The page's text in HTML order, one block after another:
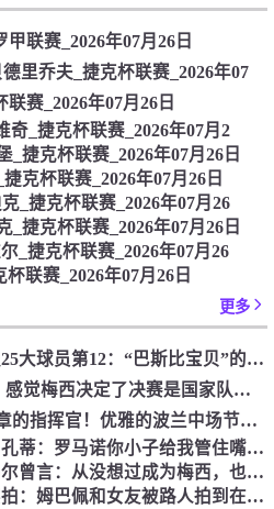
联赛_2026年07月26日
里乔夫_捷克杯联赛_2026年07
赛_2026年07月26日
奇_捷克杯联赛_2026年07月2
捷克杯联赛_2026年07月26日
克杯联赛_2026年07月26日
_捷克杯联赛_2026年07月26
捷克杯联赛_2026年07月26日
_捷克杯联赛_2026年07月26
联赛_2026年07月26日
更多
【英超】TA评曼联队史25大球员第12：“巴斯比宝贝”的绝佳
[迈阿密国际]帕雷德斯：感觉梅西决定了决赛是国家队最后一战，
【你怎么看？】蓝黑乐章的指挥官！优雅的波兰中场节拍器！
[体育头条]孔蒂去哪儿？孔蒂：罗马诺你小子给我管住嘴哈！
[阿根廷]无意复刻！亚马尔曾言：从没想过成为梅西，也不会穿他
[足球]迈阿密真好玩！实拍：姆巴佩和女友被路人拍到在夜店狂欢